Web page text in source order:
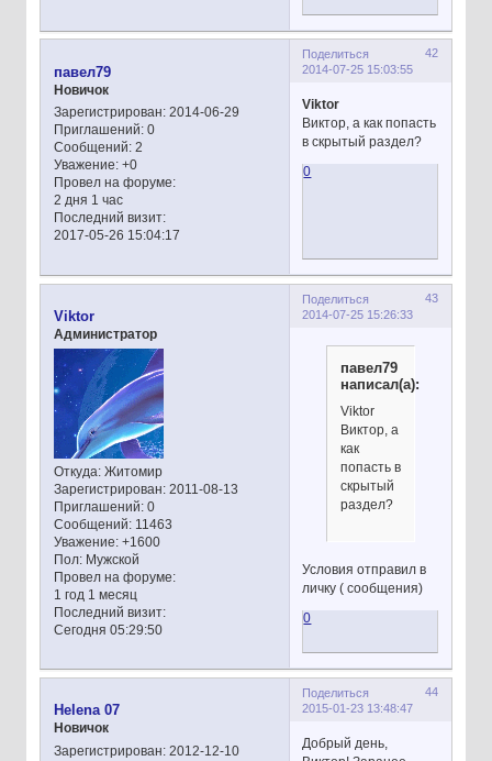
Поделиться
42
2014-07-25 15:03:55
павел79
Новичок
Зарегистрирован: 2014-06-29
Приглашений:0
Сообщений:2
Уважение: +0
Провел на форуме:
2 дня 1 час
Последний визит:
2017-05-26 15:04:17
Viktor
Виктор, а как попасть
в скрытый раздел?
0
Поделиться
43
2014-07-25 15:26:33
Viktor
Администратор
Откуда:Житомир
Зарегистрирован: 2011-08-13
Приглашений:0
Сообщений:11463
Уважение: +1600
Пол:Мужской
Провел на форуме:
1 год 1 месяц
Последний визит:
Сегодня 05:29:50
павел79
написал(а):
Viktor
Виктор, а
как
попасть в
скрытый
раздел?
Условия отправил в
личку ( сообщения)
0
Поделиться
44
2015-01-23 13:48:47
Helena 07
Новичок
Зарегистрирован: 2012-12-10
Добрый день,